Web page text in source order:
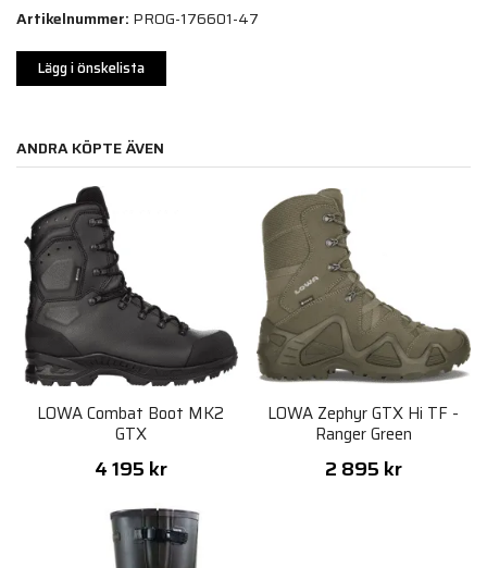
Artikelnummer: PROG-176601-47
Lägg i önskelista
ANDRA KÖPTE ÄVEN
LOWA Combat Boot MK2
GTX
4 195 kr
LOWA Zephyr GTX Hi TF -
Ranger Green
2 895 kr